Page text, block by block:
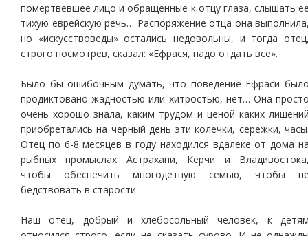
помертвевшее лицо и обращенные к отцу глаза, слышать
тихую еврейскую речь… Распоряжение отца она
но «искусствоведы» остались недовольны, и тогда
строго посмотрев, сказал: «Ефрася, надо отдать все».
Было бы ошибочным думать, что поведение Ефраси
продиктовано жадностью или хитростью, нет… Она
очень хорошо знала, каким трудом и ценой каких
приобретались на черный день эти колечки, сережки,
Отец по 6-8 месяцев в году находился вдалеке от дома
рыбных промыслах Астрахани, Керчи и
чтобы обеспечить многодетную семью, чтобы
бедствовать в старости.
Наш отец, добрый и хлебосольный человек, к